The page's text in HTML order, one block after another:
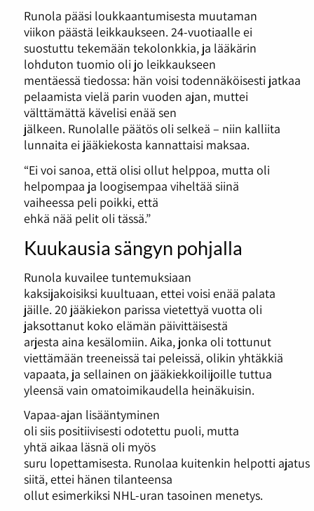
Runola pääsi loukkaantumisesta muutaman
viikon päästä leikkaukseen. 24-vuotiaalle ei
suostuttu tekemään tekolonkkia, ja lääkärin
lohduton tuomio oli jo leikkaukseen
mentäessä tiedossa: hän voisi todennäköisesti jatkaa
pelaamista vielä parin vuoden ajan, muttei
välttämättä kävelisi enää sen
jälkeen. Runolalle päätös oli selkeä – niin kalliita
lunnaita ei jääkiekosta kannattaisi maksaa.
“Ei voi sanoa, että olisi ollut helppoa, mutta oli
helpompaa ja loogisempaa viheltää siinä
vaiheessa peli poikki, että
ehkä nää pelit oli tässä.”
Kuukausia sängyn pohjalla
Runola kuvailee tuntemuksiaan
kaksijakoisiksi kuultuaan, ettei voisi enää palata
jäille. 20 jääkiekon parissa vietettyä vuotta oli
jaksottanut koko elämän päivittäisestä
arjesta aina kesälomiin. Aika, jonka oli tottunut
viettämään treeneissä tai peleissä, olikin yhtäkkiä
vapaata, ja sellainen on jääkiekkoilijoille tuttua
yleensä vain omatoimikaudella heinäkuisin.
Vapaa-ajan lisääntyminen
oli siis positiivisesti odotettu puoli, mutta
yhtä aikaa läsnä oli myös
suru lopettamisesta. Runolaa kuitenkin helpotti ajatus
siitä, ettei hänen tilanteensa
ollut esimerkiksi NHL-uran tasoinen menetys.